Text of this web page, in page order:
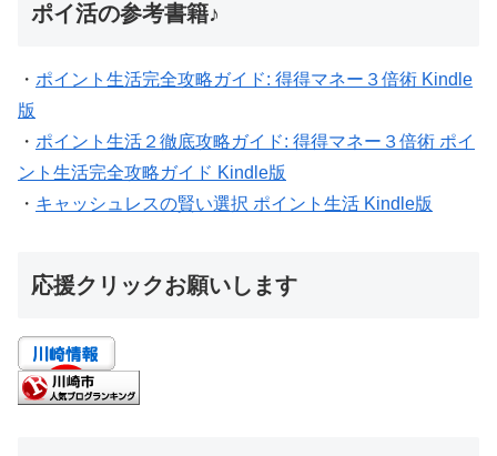
ポイ活の参考書籍♪
・ ポイント生活完全攻略ガイド: 得得マネー３倍術 Kindle
版
・ ポイント生活２徹底攻略ガイド: 得得マネー３倍術 ポイ
ント生活完全攻略ガイド Kindle版
・ キャッシュレスの賢い選択 ポイント生活 Kindle版
応援クリックお願いします